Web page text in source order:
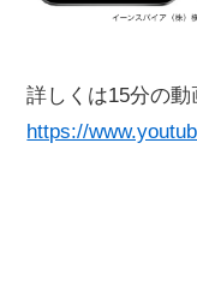
詳しくは15分の動
https://